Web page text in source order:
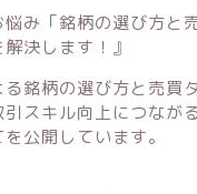
悩み「銘柄の選び方と
決します！』
銘柄の選び方と売買
引スキル向上につなが
公開しています。